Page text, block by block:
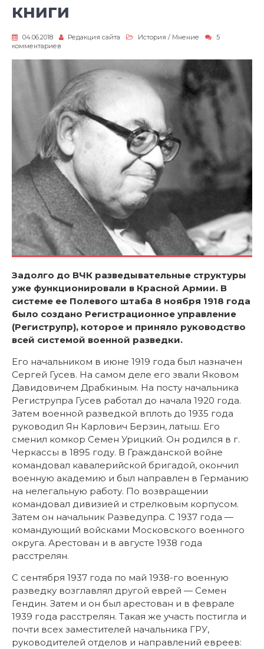
книги
04.06.2018 Редакция сайта История / Мнение
5
комментариев
спецслужбах
СССР.
Глава
из
новой
книги
Задолго до ВЧК разведывательные структуры
уже функционировали в Красной Армии. В
системе ее Полевого штаба 8 ноября 1918 года
было создано Регистрационное управление
(Региструпр), которое и приняло руководство
всей системой военной разведки.
Его начальником в июне 1919 года был назначен
Сергей Гусев. На самом деле его звали Яковом
Давидовичем Драбкиным. На посту начальника
Региструпра Гусев работал до начала 1920 года.
Затем военной разведкой вплоть до 1935 года
руководил Ян Карлович Берзин, латыш. Его
сменил комкор Семен Урицкий. Он родился в г.
Черкассы в 1895 году. В Гражданской войне
командовал кавалерийской бригадой, окончил
военную академию и был направлен в Германию
на нелегальную работу. По возвращении
командовал дивизией и стрелковым корпусом.
Затем он начальник Разведупра. С 1937 года —
командующий войсками Московского военного
округа. Арестован и в августе 1938 года
расстрелян.
С сентября 1937 года по май 1938-го военную
разведку возглавлял другой еврей — Семен
Гендин. Затем и он был арестован и в феврале
1939 года расстрелян. Такая же участь постигла и
почти всех заместителей начальника ГРУ,
руководителей отделов и направлений евреев: